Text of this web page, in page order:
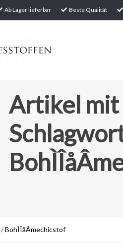
Ab Lager lieferbar Beste Qualität
Artikel mit
/BohÌÎåÂmechicstof